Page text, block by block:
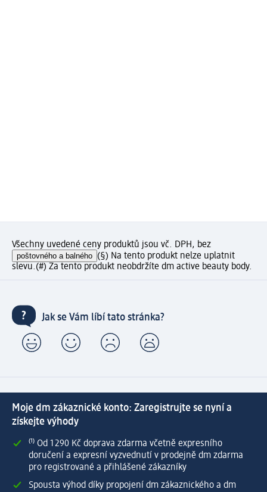
Všechny uvedené ceny produktů jsou vč. DPH, bez
poštovného a balného (§) Na tento produkt nelze uplatnit
slevu.(#) Za tento produkt neobdržíte dm active beauty body.
Jak se Vám líbí tato stránka?
Moje dm zákaznické konto: Zaregistrujte se nyní a
získejte výhody
⁽¹⁾ Od 1 290 Kč doprava zdarma včetně expresního
doručení a expresní vyzvednutí v prodejně dm zdarma
pro registrované a přihlášené zákazníky
Spousta výhod díky propojení dm zákaznického a dm